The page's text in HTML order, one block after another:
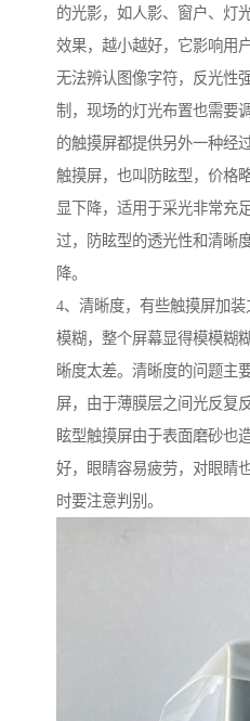
的光影，如人影、窗户、灯
效果，越小越好，它影响用
无法辨认图像字符，反光性
制，现场的灯光布置也需要
的触摸屏都提供另外一种经
触摸屏，也叫防眩型，价格
显下降，适用于采光非常充
过，防眩型的透光性和清晰
降。
4、清晰度，有些触摸屏加
模糊，整个屏幕显得模模糊
晰度太差。清晰度的问题主
屏，由于薄膜层之间光反复
眩型触摸屏由于表面磨砂也
好，眼睛容易疲劳，对眼睛
时要注意判别。